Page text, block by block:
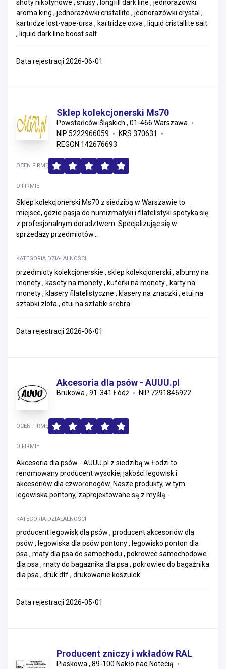
shoty nikotynowe , snusy , longfill dark line , jednorazówki
aroma king , jednorazówki cristallite , jednorazówki crystal ,
kartridze lost-vape-ursa , kartridze oxva , liquid cristallite salt
, liquid dark line boost salt
Data rejestracji 2026-06-01
Sklep kolekcjonerski Ms70
Powstańców Śląskich , 01-466 Warszawa
NIP 5222966059
KRS 370631
REGON 142676693
O FIRMIE
Sklep kolekcjonerski Ms70 z siedzibą w Warszawie to
miejsce, gdzie pasja do numizmatyki i filatelistyki spotyka się
z profesjonalnym doradztwem. Specjalizując się w
sprzedaży przedmiotów...
KATEGORIA DZIAŁALNOŚCI
przedmioty kolekcjonerskie , sklep kolekcjonerski , albumy na
monety , kasety na monety , kuferki na monety , karty na
monety , klasery filatelistyczne , klasery na znaczki , etui na
sztabki zlota , etui na sztabki srebra
OCEŃ FIRMĘ
Data rejestracji 2026-06-01
Akcesoria dla psów - AUUU.pl
Brukowa , 91-341 Łódź NIP 7291846922
O FIRMIE
Akcesoria dla psów - AUUU.pl z siedzibą w Łodzi to
renomowany producent wysokiej jakości legowisk i
akcesoriów dla czworonogów. Nasze produkty, w tym
legowiska pontony, zaprojektowane są z myślą...
KATEGORIA DZIAŁALNOŚCI
producent legowisk dla psów , producent akcesoriów dla
psów , legowiska dla psów pontony , legowisko ponton dla
psa , maty dla psa do samochodu , pokrowce samochodowe
dla psa , maty do bagażnika dla psa , pokrowiec do bagażnika
dla psa , druk dtf , drukowanie koszulek
OCEŃ FIRMĘ
Data rejestracji 2026-05-01
Producent zniczy i wkładów RAL
Piaskowa , 89-100 Nakło nad Notecią